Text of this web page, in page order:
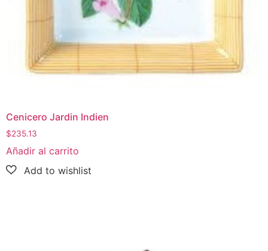
Cenicero Jardin Indien
$235.13
Añadir al carrito